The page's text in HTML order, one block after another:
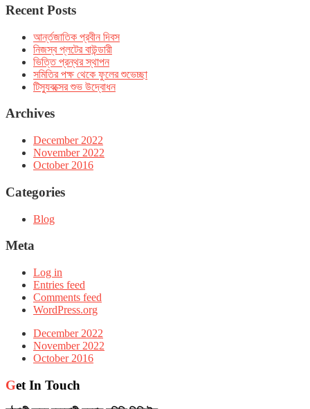
Recent Posts
আর্ন্তজাতিক প্রবীন দিবস
নিজস্ব প্লটের বাউন্ডারী
ভিত্তি প্রন্থর স্থাপন
সমিতির পক্ষ থেকে ফুলের শুভেচ্ছা
টিস্যুবক্সের শুভ উদ্বোধন
Archives
December 2022
November 2022
October 2016
Categories
Blog
Meta
Log in
Entries feed
Comments feed
WordPress.org
December 2022
November 2022
October 2016
Get In Touch